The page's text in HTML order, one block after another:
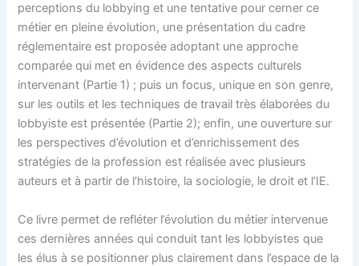
perceptions du lobbying et une tentative pour cerner ce
métier en pleine évolution, une présentation du cadre
réglementaire est proposée adoptant une approche
comparée qui met en évidence des aspects culturels
intervenant (Partie 1) ; puis un focus, unique en son genre,
sur les outils et les techniques de travail très élaborées du
lobbyiste est présentée (Partie 2); enfin, une ouverture sur
les perspectives d’évolution et d’enrichissement des
stratégies de la profession est réalisée avec plusieurs
auteurs et à partir de l’histoire, la sociologie, le droit et l’IE.
Ce livre permet de refléter l’évolution du métier intervenue
ces dernières années qui conduit tant les lobbyistes que
les élus à se positionner plus clairement dans l’espace de la